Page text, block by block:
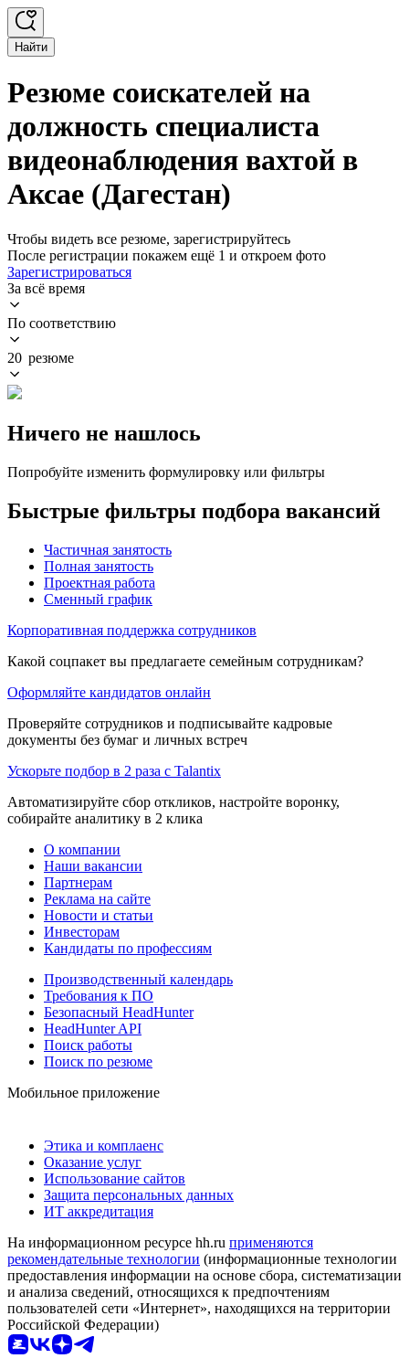
Найти
Резюме соискателей на
должность специалиста
видеонаблюдения вахтой в
Аксае (Дагестан)
Чтобы видеть все резюме, зарегистрируйтесь
После регистрации покажем ещё 1 и откроем фото
Зарегистрироваться
За всё время
По соответствию
20 резюме
Ничего не нашлось
Попробуйте изменить формулировку или фильтры
Быстрые фильтры подбора вакансий
Частичная занятость
Полная занятость
Проектная работа
Сменный график
Корпоративная поддержка сотрудников
Какой соцпакет вы предлагаете семейным сотрудникам?
Оформляйте кандидатов онлайн
Проверяйте сотрудников и подписывайте кадровые
документы без бумаг и личных встреч
Ускорьте подбор в 2 раза с Talantix
Автоматизируйте сбор откликов, настройте воронку,
собирайте аналитику в 2 клика
О компании
Наши вакансии
Партнерам
Реклама на сайте
Новости и статьи
Инвесторам
Кандидаты по профессиям
Производственный календарь
Требования к ПО
Безопасный HeadHunter
HeadHunter API
Поиск работы
Поиск по резюме
Мобильное приложение
Этика и комплаенс
Оказание услуг
Использование сайтов
Защита персональных данных
ИТ аккредитация
На информационном ресурсе hh.ru применяются
рекомендательные технологии (информационные технологии
предоставления информации на основе сбора, систематизации
и анализа сведений, относящихся к предпочтениям
пользователей сети «Интернет», находящихся на территории
Российской Федерации)